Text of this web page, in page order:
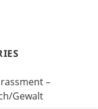
–
Gewalt